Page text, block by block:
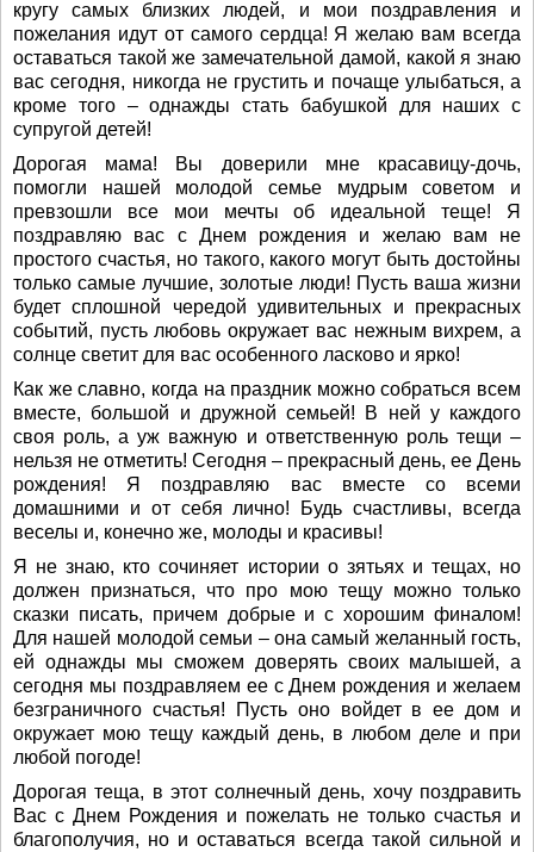
кругу самых близких людей, и мои поздравления и
пожелания идут от самого сердца! Я желаю вам всегда
оставаться такой же замечательной дамой, какой я знаю
вас сегодня, никогда не грустить и почаще улыбаться, а
кроме того – однажды стать бабушкой для наших с
супругой детей!
Дорогая мама! Вы доверили мне красавицу-дочь,
помогли нашей молодой семье мудрым советом и
превзошли все мои мечты об идеальной теще! Я
поздравляю вас с Днем рождения и желаю вам не
простого счастья, но такого, какого могут быть достойны
только самые лучшие, золотые люди! Пусть ваша жизни
будет сплошной чередой удивительных и прекрасных
событий, пусть любовь окружает вас нежным вихрем, а
солнце светит для вас особенного ласково и ярко!
Как же славно, когда на праздник можно собраться всем
вместе, большой и дружной семьей! В ней у каждого
своя роль, а уж важную и ответственную роль тещи –
нельзя не отметить! Сегодня – прекрасный день, ее День
рождения! Я поздравляю вас вместе со всеми
домашними и от себя лично! Будь счастливы, всегда
веселы и, конечно же, молоды и красивы!
Я не знаю, кто сочиняет истории о зятьях и тещах, но
должен признаться, что про мою тещу можно только
сказки писать, причем добрые и с хорошим финалом!
Для нашей молодой семьи – она самый желанный гость,
ей однажды мы сможем доверять своих малышей, а
сегодня мы поздравляем ее с Днем рождения и желаем
безграничного счастья! Пусть оно войдет в ее дом и
окружает мою тещу каждый день, в любом деле и при
любой погоде!
Дорогая теща, в этот солнечный день, хочу поздравить
Вас с Днем Рождения и пожелать не только счастья и
благополучия, но и оставаться всегда такой сильной и